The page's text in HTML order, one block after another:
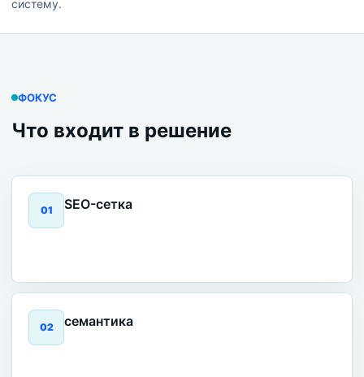
систему.
ФОКУС
Что входит в решение
01 SEO-сетка
02 семантика